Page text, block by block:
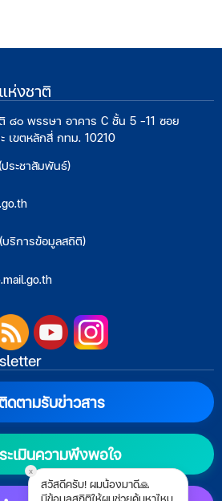
x
สวัสดีครับ! ผมน้องมาดี🙏
ห่งชาติ
๘๐ พรรษา อาคาร C ชั้น 5 -11 ซอย
ขตหลักสี่ กทม. 10210
ระชาสัมพันธ์)
ริการข้อมูลสถิติ)
ดตามรับข่าวสาร
ะเมินความพึงพอใจ